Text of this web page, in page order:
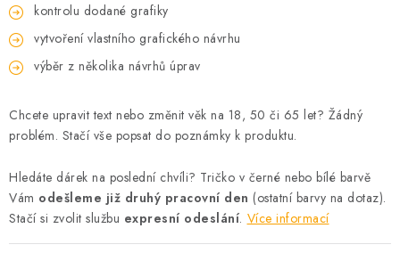
kontrolu dodané grafiky
vytvoření vlastního grafického návrhu
výběr z několika návrhů úprav
Chcete upravit text nebo změnit věk na 18, 50 či 65 let? Žádný
problém. Stačí vše popsat do poznámky k produktu.
Hledáte dárek na poslední chvíli? Tričko v černé nebo bílé barvě
Vám odešleme již druhý pracovní den (ostatní barvy na dotaz).
Stačí si zvolit službu expresní odeslání. Více informací